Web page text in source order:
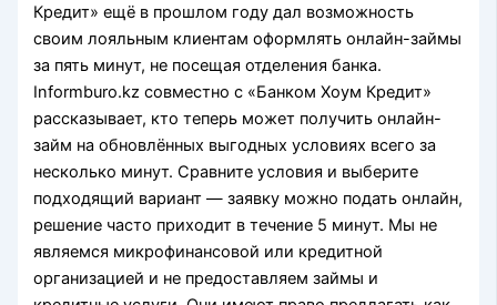
Кредит» ещё в прошлом году дал возможность
своим лояльным клиентам оформлять онлайн-займы
за пять минут, не посещая отделения банка.
Informburo.kz совместно с «Банком Хоум Кредит»
рассказывает, кто теперь может получить онлайн-
займ на обновлённых выгодных условиях всего за
несколько минут. Сравните условия и выберите
подходящий вариант — заявку можно подать онлайн,
решение часто приходит в течение 5 минут. Мы не
являемся микрофинансовой или кредитной
организацией и не предоставляем займы и